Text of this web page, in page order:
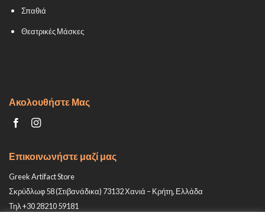
Σπαθιά
Θεατρικές Μάσκες
Ακολουθήστε Μας
Επικοινωνήστε μαζί μας
Greek Artifact Store
Σκρύδλωφ 58 (Στιβανάδικα) 73132 Χανιά – Κρήτη, Ελλάδα
Τηλ +30 28210 59181